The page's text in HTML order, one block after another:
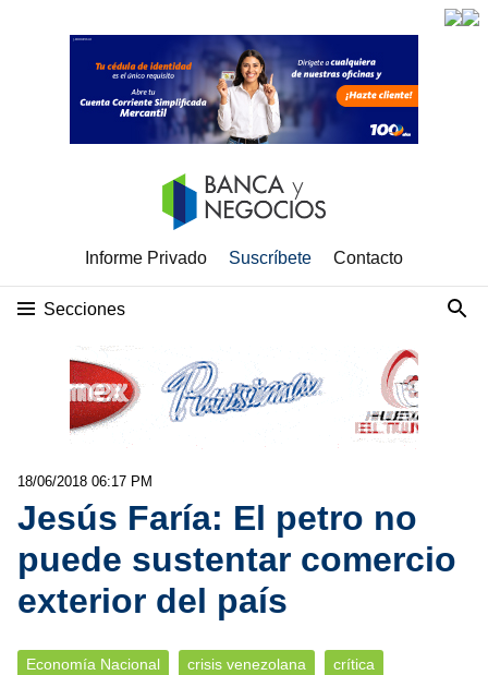
Informe Privado Suscríbete Contacto
Secciones
18/06/2018 06:17 PM
Jesús Faría: El petro no
puede sustentar comercio
exterior del país
Economía Nacional crisis venezolana crítica